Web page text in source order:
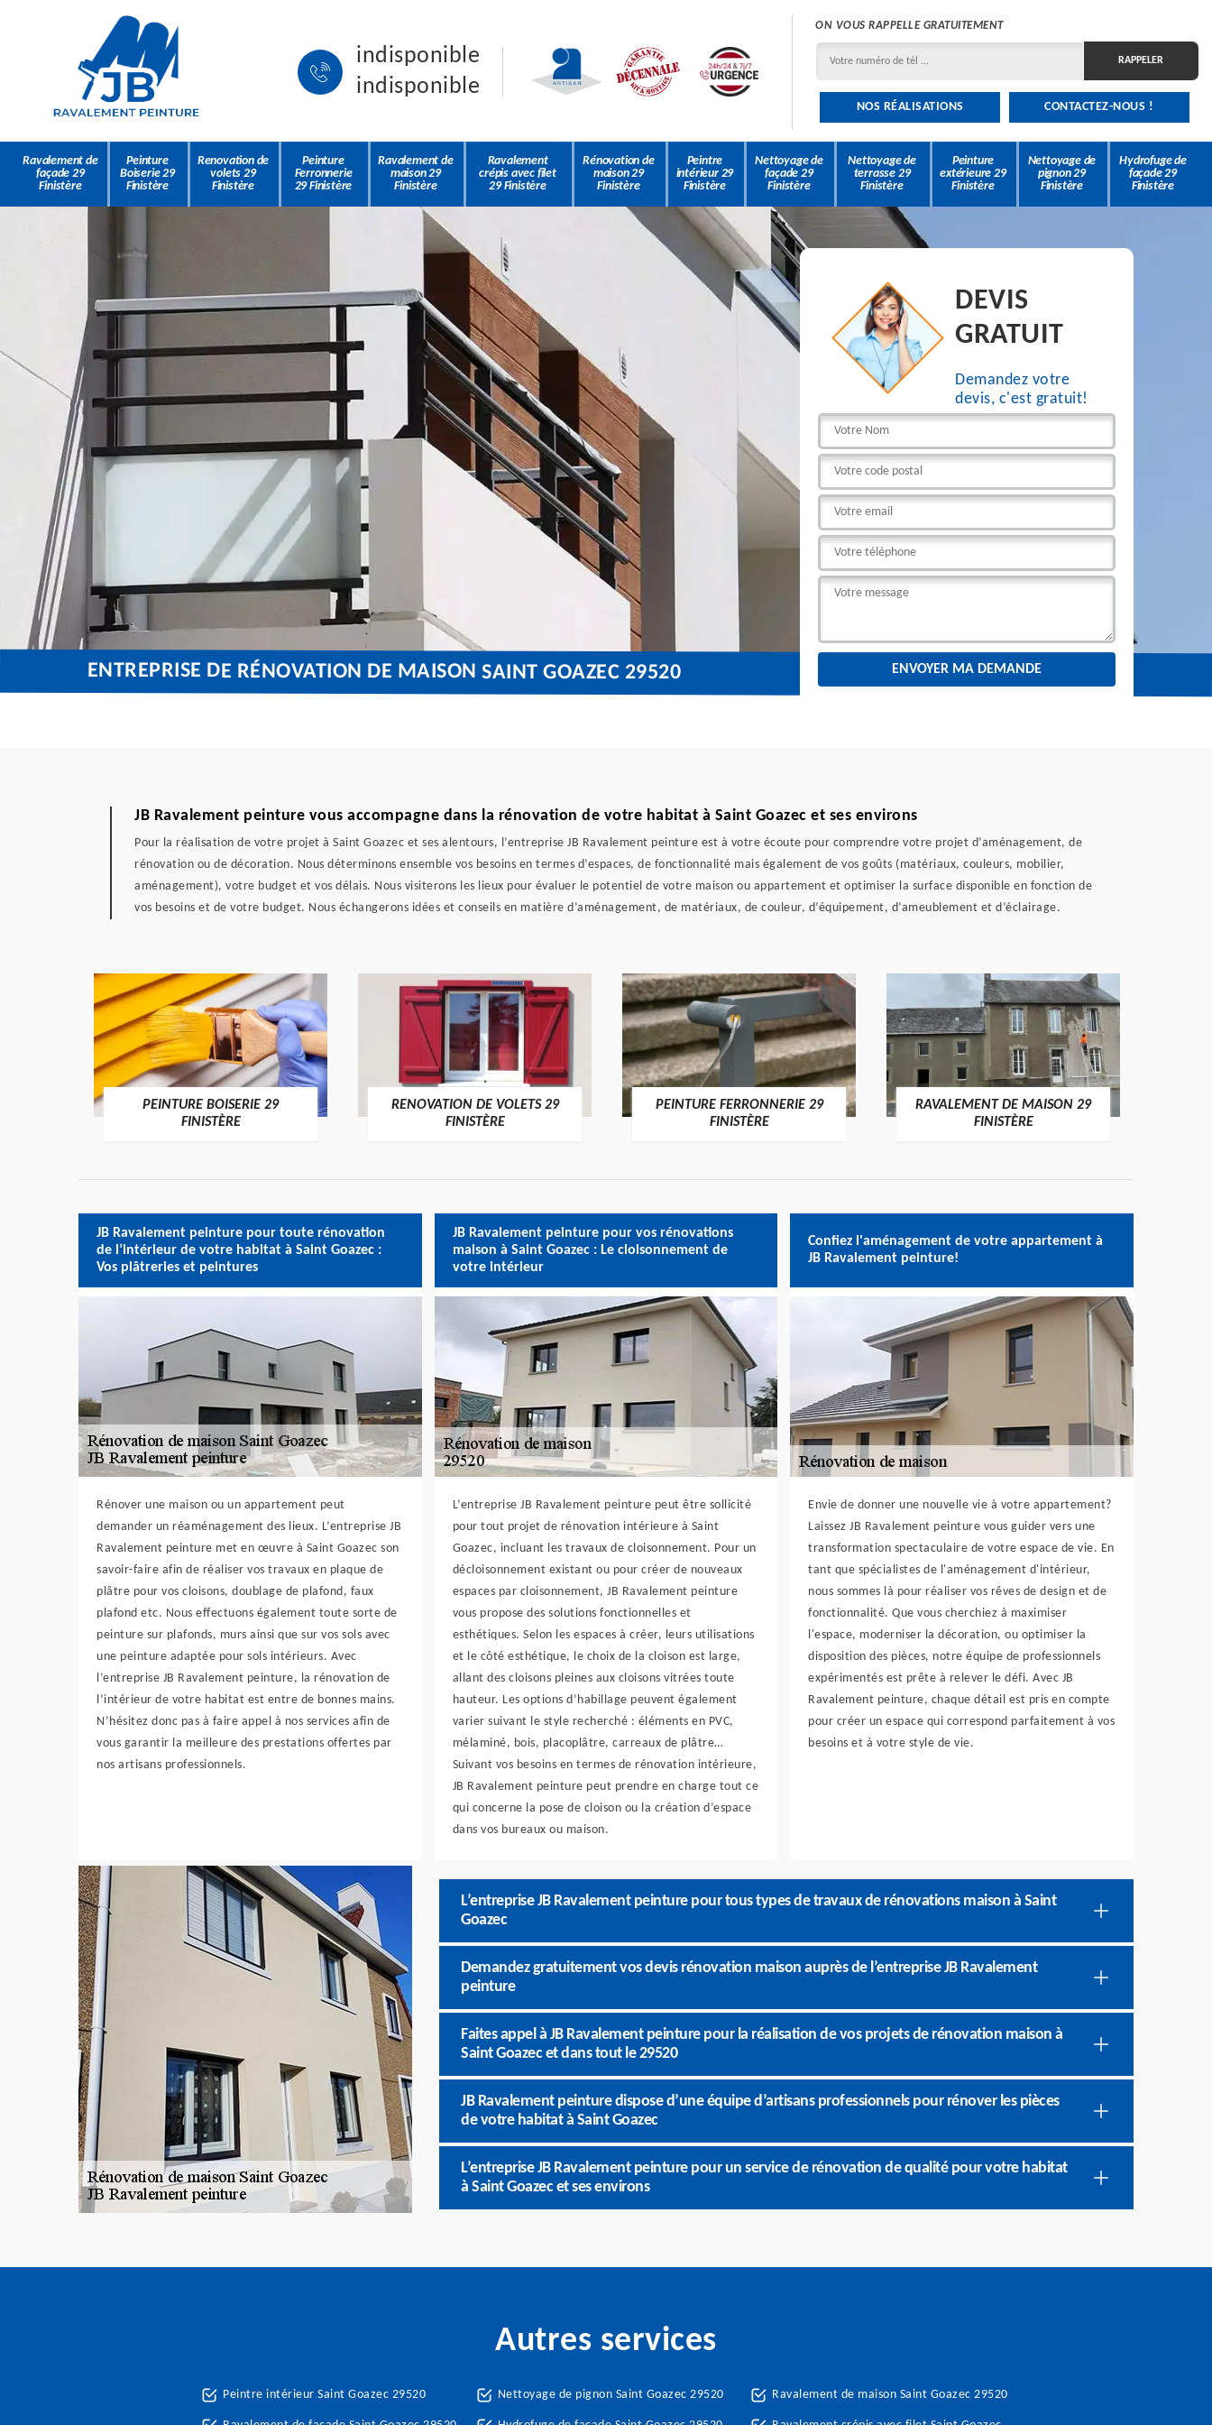
indisponible
indisponible
ON VOUS RAPPELLE GRATUITEMENT
NOS RÉALISATIONS CONTACTEZ-NOUS !
Ravalement de
façade 29
Finistère
Peinture
Boiserie 29
Finistère
Renovation de
volets 29
Finistère
Peinture
Ferronnerie
29 Finistère
Ravalement de
maison 29
Finistère
Ravalement
crépis avec filet
29 Finistère
Rénovation de
maison 29
Finistère
Peintre
intérieur 29
Finistère
Nettoyage de
façade 29
Finistère
Nettoyage de
terrasse 29
Finistère
Peinture
extérieure 29
Finistère
Nettoyage de
pignon 29
Finistère
Hydrofuge de
façade 29
Finistère
DEVIS
GRATUIT
Demandez votre
devis, c'est gratuit!
ENTREPRISE DE RÉNOVATION DE MAISON SAINT GOAZEC 29520
JB Ravalement peinture vous accompagne dans la rénovation de votre habitat à Saint Goazec et ses environs
Pour la réalisation de votre projet à Saint Goazec et ses alentours, l’entreprise JB Ravalement peinture est à votre écoute pour comprendre votre projet d’aménagement, de
rénovation ou de décoration. Nous déterminons ensemble vos besoins en termes d’espaces, de fonctionnalité mais également de vos goûts (matériaux, couleurs, mobilier,
aménagement), votre budget et vos délais. Nous visiterons les lieux pour évaluer le potentiel de votre maison ou appartement et optimiser la surface disponible en fonction de
vos besoins et de votre budget. Nous échangerons idées et conseils en matière d’aménagement, de matériaux, de couleur, d’équipement, d’ameublement et d’éclairage.
PEINTURE BOISERIE 29
FINISTÈRE
RENOVATION DE VOLETS 29
FINISTÈRE
PEINTURE FERRONNERIE 29
FINISTÈRE
RAVALEMENT DE MAISON 29
FINISTÈRE
JB Ravalement peinture pour toute rénovation
de l’intérieur de votre habitat à Saint Goazec :
Vos plâtreries et peintures
Rénover une maison ou un appartement peut
demander un réaménagement des lieux. L’entreprise JB
Ravalement peinture met en œuvre à Saint Goazec son
savoir-faire afin de réaliser vos travaux en plaque de
plâtre pour vos cloisons, doublage de plafond, faux
plafond etc. Nous effectuons également toute sorte de
peinture sur plafonds, murs ainsi que sur vos sols avec
une peinture adaptée pour sols intérieurs. Avec
l’entreprise JB Ravalement peinture, la rénovation de
l’intérieur de votre habitat est entre de bonnes mains.
N’hésitez donc pas à faire appel à nos services afin de
vous garantir la meilleure des prestations offertes par
nos artisans professionnels.
JB Ravalement peinture pour vos rénovations
maison à Saint Goazec : Le cloisonnement de
votre intérieur
L’entreprise JB Ravalement peinture peut être sollicité
pour tout projet de rénovation intérieure à Saint
Goazec, incluant les travaux de cloisonnement. Pour un
décloisonnement existant ou pour créer de nouveaux
espaces par cloisonnement, JB Ravalement peinture
vous propose des solutions fonctionnelles et
esthétiques. Selon les espaces à créer, leurs utilisations
et le côté esthétique, le choix de la cloison est large,
allant des cloisons pleines aux cloisons vitrées toute
hauteur. Les options d’habillage peuvent également
varier suivant le style recherché : éléments en PVC,
mélaminé, bois, placoplâtre, carreaux de plâtre…
Suivant vos besoins en termes de rénovation intérieure,
JB Ravalement peinture peut prendre en charge tout ce
qui concerne la pose de cloison ou la création d’espace
dans vos bureaux ou maison.
Confiez l'aménagement de votre appartement à
JB Ravalement peinture!
Envie de donner une nouvelle vie à votre appartement?
Laissez JB Ravalement peinture vous guider vers une
transformation spectaculaire de votre espace de vie. En
tant que spécialistes de l'aménagement d'intérieur,
nous sommes là pour réaliser vos rêves de design et de
fonctionnalité. Que vous cherchiez à maximiser
l'espace, moderniser la décoration, ou optimiser la
disposition des pièces, notre équipe de professionnels
expérimentés est prête à relever le défi. Avec JB
Ravalement peinture, chaque détail est pris en compte
pour créer un espace qui correspond parfaitement à vos
besoins et à votre style de vie.
L’entreprise JB Ravalement peinture pour tous types de travaux de rénovations maison à Saint
Goazec
Demandez gratuitement vos devis rénovation maison auprès de l’entreprise JB Ravalement
peinture
Faites appel à JB Ravalement peinture pour la réalisation de vos projets de rénovation maison à
Saint Goazec et dans tout le 29520
JB Ravalement peinture dispose d’une équipe d’artisans professionnels pour rénover les pièces
de votre habitat à Saint Goazec
L’entreprise JB Ravalement peinture pour un service de rénovation de qualité pour votre habitat
à Saint Goazec et ses environs
Autres services
Peintre intérieur Saint Goazec 29520 Nettoyage de pignon Saint Goazec 29520 Ravalement de maison Saint Goazec 29520